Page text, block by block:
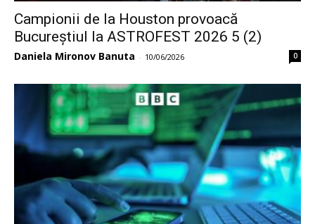
Campionii de la Houston provoacă
Bucureștiul la ASTROFEST 2026 5 (2)
Daniela Mironov Banuta - 10/06/2026 0